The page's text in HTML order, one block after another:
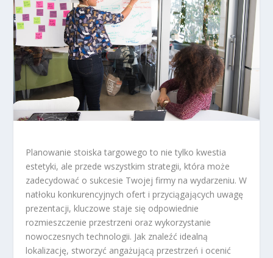
Planowanie stoiska targowego to nie tylko kwestia
estetyki, ale przede wszystkim strategii, która może
zadecydować o sukcesie Twojej firmy na wydarzeniu. W
natłoku konkurencyjnych ofert i przyciągających uwagę
prezentacji, kluczowe staje się odpowiednie
rozmieszczenie przestrzeni oraz wykorzystanie
nowoczesnych technologii. Jak znaleźć idealną
lokalizację, stworzyć angażującą przestrzeń i ocenić